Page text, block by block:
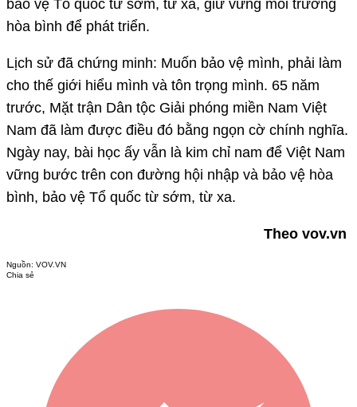
bảo vệ Tổ quốc từ sớm, từ xa, giữ vững môi trường
hòa bình để phát triển.
Lịch sử đã chứng minh: Muốn bảo vệ mình, phải làm
cho thế giới hiểu mình và tôn trọng mình. 65 năm
trước, Mặt trận Dân tộc Giải phóng miền Nam Việt
Nam đã làm được điều đó bằng ngọn cờ chính nghĩa.
Ngày nay, bài học ấy vẫn là kim chỉ nam để Việt Nam
vững bước trên con đường hội nhập và bảo vệ hòa
bình, bảo vệ Tổ quốc từ sớm, từ xa.
Theo vov.vn
Nguồn: VOV.VN
Chia sẻ